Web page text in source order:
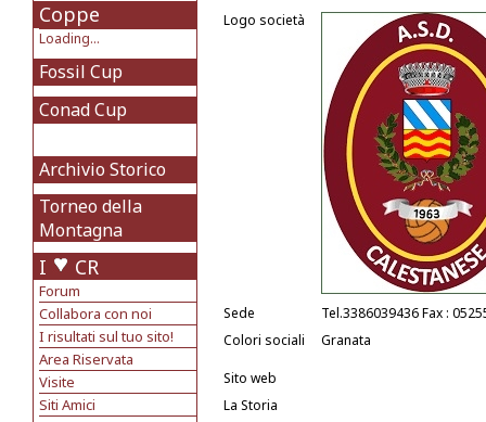
Coppe
Loading...
Fossil Cup
Conad Cup
Archivio Storico
Torneo della
Montagna
I CR
Forum
Collabora con noi
I risultati sul tuo sito!
Area Riservata
Visite
Siti Amici
Logo società
Sede
Tel.3386039436 Fax :
Colori sociali
Granata
Sito web
La Storia